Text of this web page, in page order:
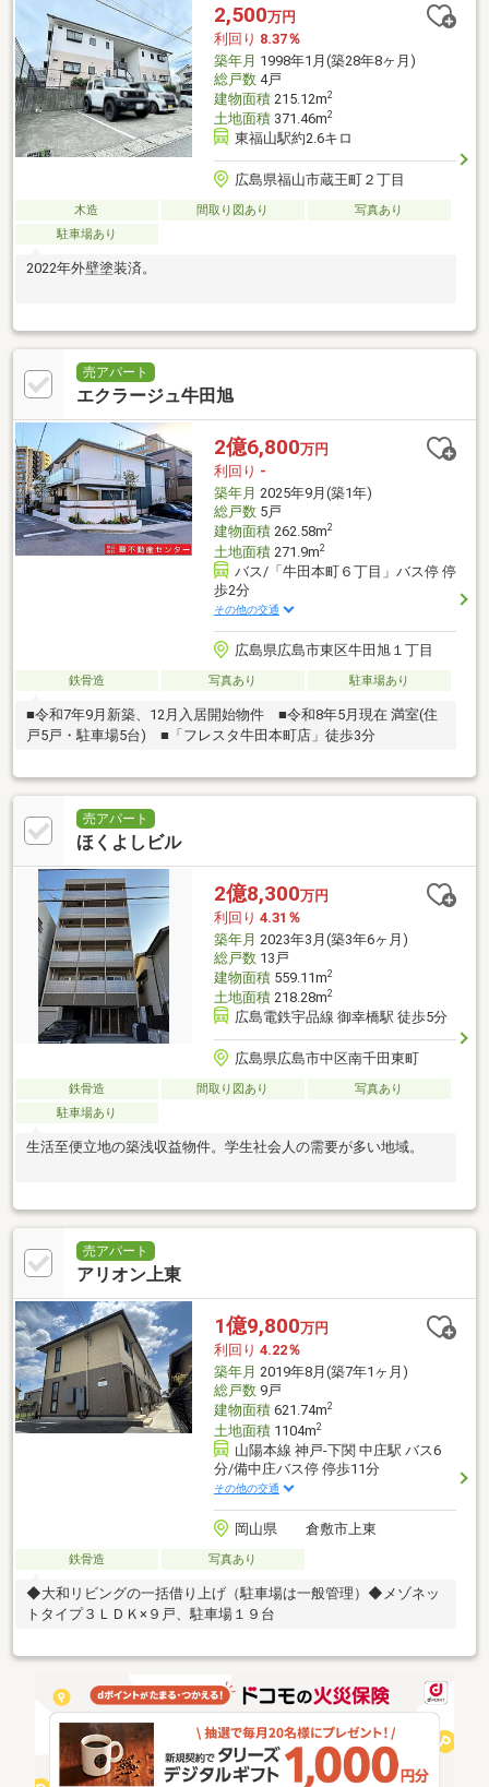
2,500万円
利回り 8.37％
築年月 1998年1月(築28年8ヶ月)
総戸数4戸
建物面積215.12m2
土地面積371.46m2
東福山駅約2.6キロ
広島県福山市蔵王町２丁目
木造 間取り図あり
写真あり
駐車場あり
2022年外壁塗装済。
売アパート
エクラージュ牛田旭
2億6,800万円
利回り -
築年月 2025年9月(築1年)
総戸数5戸
建物面積262.58m2
土地面積271.9m2
バス/「牛田本町６丁目」バス停 停
歩2分
その他の交通
広島県広島市東区牛田旭１丁目
鉄骨造 写真あり 駐車場あり
■令和7年9月新築、12月入居開始物件 ■令和8年5月現在 満室(住
戸5戸・駐車場5台) ■「フレスタ牛田本町店」徒歩3分
売アパート
ほくよしビル
2億8,300万円
利回り 4.31％
築年月 2023年3月(築3年6ヶ月)
総戸数13戸
建物面積559.11m2
土地面積218.28m2
広島電鉄宇品線 御幸橋駅 徒歩5分
広島県広島市中区南千田東町
鉄骨造 間取り図あり
写真あり
駐車場あり
生活至便立地の築浅収益物件。学生社会人の需要が多い地域。
売アパート
アリオン上東
1億9,800万円
利回り 4.22％
築年月 2019年8月(築7年1ヶ月)
総戸数9戸
建物面積621.74m2
土地面積1104m2
山陽本線 神戸-下関 中庄駅 バス6
分/備中庄バス停 停歩11分
その他の交通
岡山県 倉敷市上東
鉄骨造 写真あり
◆大和リビングの一括借り上げ（駐車場は一般管理）◆メゾネッ
トタイプ３ＬＤＫ×９戸、駐車場１９台